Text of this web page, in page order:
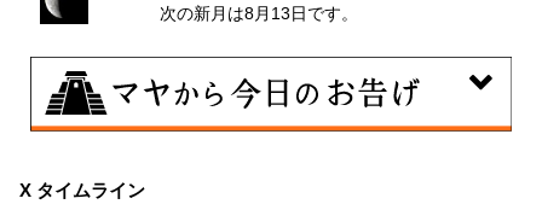
次の新月は8月13日です。
伝統や歴史的な過去のやり方・道筋を踏襲する日。あな
X タイムライン